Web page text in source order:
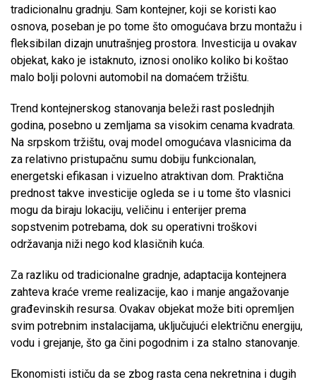
tradicionalnu gradnju. Sam kontejner, koji se koristi kao
osnova, poseban je po tome što omogućava brzu montažu i
fleksibilan dizajn unutrašnjeg prostora. Investicija u ovakav
objekat, kako je istaknuto, iznosi onoliko koliko bi koštao
malo bolji polovni automobil na domaćem tržištu.
Trend kontejnerskog stanovanja beleži rast poslednjih
godina, posebno u zemljama sa visokim cenama kvadrata.
Na srpskom tržištu, ovaj model omogućava vlasnicima da
za relativno pristupačnu sumu dobiju funkcionalan,
energetski efikasan i vizuelno atraktivan dom. Praktična
prednost takve investicije ogleda se i u tome što vlasnici
mogu da biraju lokaciju, veličinu i enterijer prema
sopstvenim potrebama, dok su operativni troškovi
održavanja niži nego kod klasičnih kuća.
Za razliku od tradicionalne gradnje, adaptacija kontejnera
zahteva kraće vreme realizacije, kao i manje angažovanje
građevinskih resursa. Ovakav objekat može biti opremljen
svim potrebnim instalacijama, uključujući električnu energiju,
vodu i grejanje, što ga čini pogodnim i za stalno stanovanje.
Ekonomisti ističu da se zbog rasta cena nekretnina i dugih